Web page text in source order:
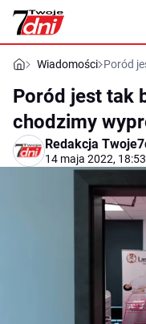
Wiadomości Poród
Poród jest tak
chodzimy
Redakcja
14 maja 2022, 18:53